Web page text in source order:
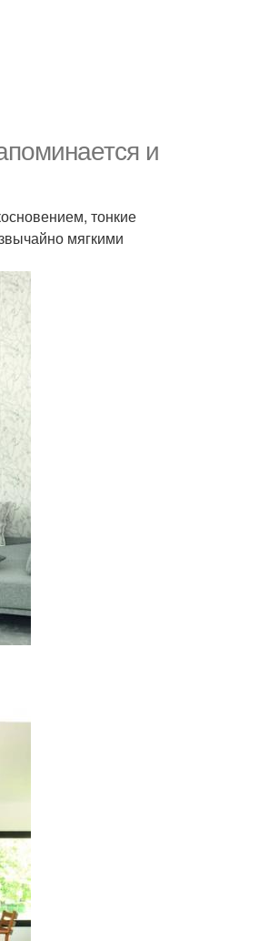
и
тонкие
мягкими